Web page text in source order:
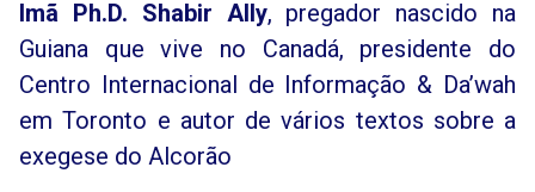
Imã Ph.D. Shabir Ally, pregador nascido na
Guiana que vive no Canadá, presidente do
Centro Internacional de Informação & Da’wah
em Toronto e autor de vários textos sobre a
exegese do Alcorão